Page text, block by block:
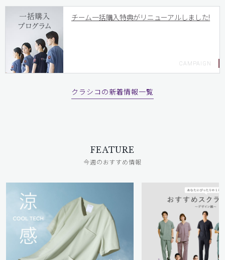
チーム一括購入特典がリニューアルしました!
クラシコの新着情報一覧
FEATURE
今週のおすすめ情報